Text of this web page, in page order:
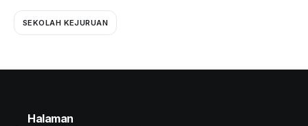
SEKOLAH KEJURUAN
Halaman